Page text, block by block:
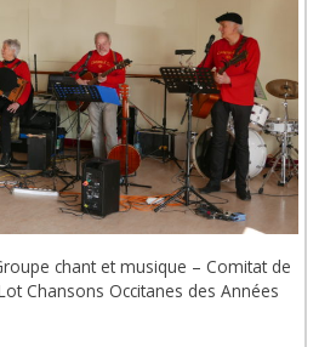
chant et musique – Comitat de
Chansons Occitanes des Années